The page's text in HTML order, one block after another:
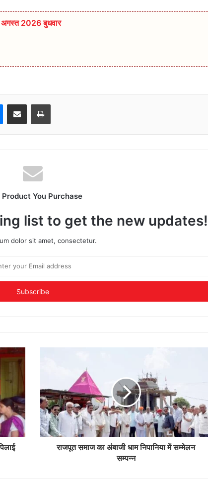
अगस्त 2026 बुधवार
Messenger
Share via Email Print
You Purchase
list to get the new updates!
dolor sit amet, consectetur.
राजपूत समाज का अंबाजी धाम निपानिया में सम्मेलन
सम्पन्न